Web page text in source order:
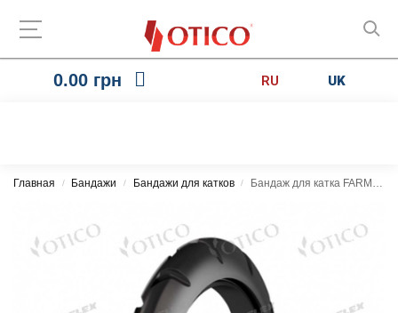
0.00 грн RU UK
Главная / Бандажи / Бандажи для катков / Бандаж для катка FARMFLEX 021009.00 LSTX